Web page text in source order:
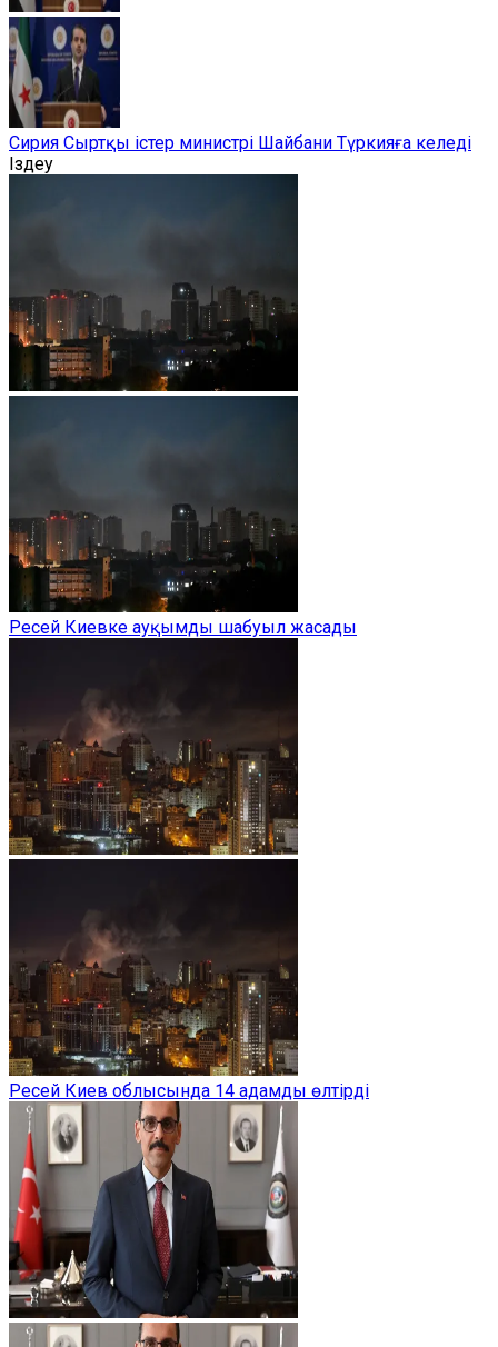
Сирия Сыртқы істер министрі Шайбани Түркияға келеді
Іздеу
Ресей Киевке ауқымды шабуыл жасады
Ресей Киев облысында 14 адамды өлтірді